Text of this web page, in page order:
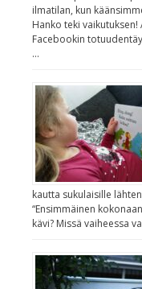
ilmatilan, kun
Hanko teki
Facebookin
…
kautta sukulaisille
“Ensimmäinen
kävi? Missä vaiheessa